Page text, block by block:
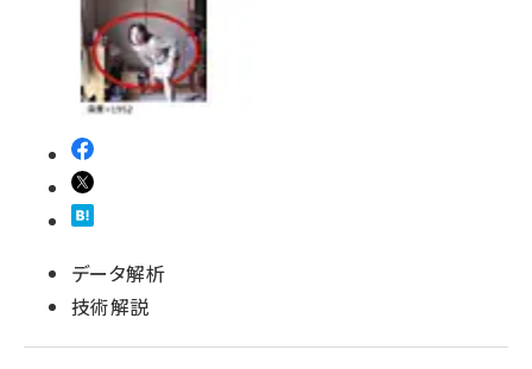
データ解析
技術解説